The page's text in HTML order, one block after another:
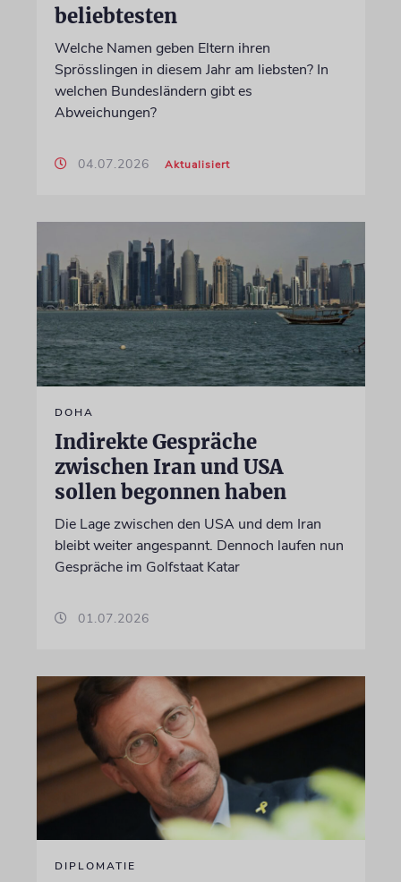
beliebtesten
Welche Namen geben Eltern ihren
Sprösslingen in diesem Jahr am liebsten? In
welchen Bundesländern gibt es
Abweichungen?
04.07.2026 Aktualisiert
DOHA
Indirekte Gespräche
zwischen Iran und USA
sollen begonnen haben
Die Lage zwischen den USA und dem Iran
bleibt weiter angespannt. Dennoch laufen nun
Gespräche im Golfstaat Katar
01.07.2026
DIPLOMATIE